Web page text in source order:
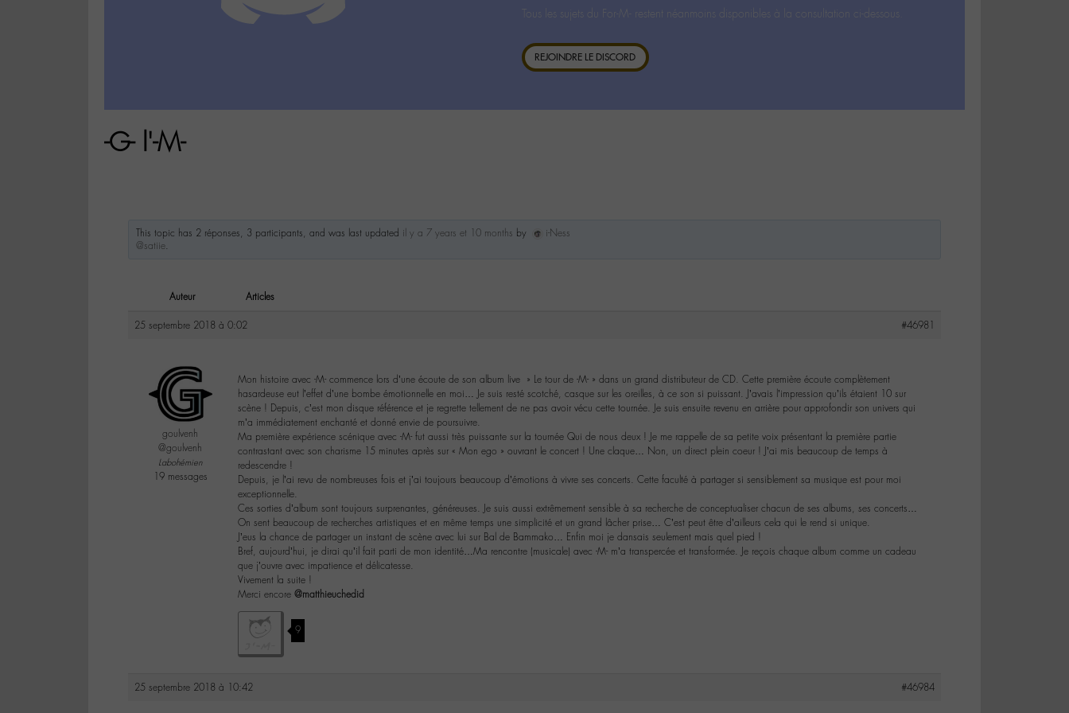
Tous les sujets du For-M- restent néanmoins disponibles à la consultation ci-dessous.
REJOINDRE LE DISCORD
-G- l'-M-
This topic has 2 réponses, 3 participants, and was last updated il y a 7 years et 10 months by
i-Ness
@satiie.
Auteur Articles
25 septembre 2018 à 0:02 #46981
goulvenh
@goulvenh
Labohémien
19 messages
Mon histoire avec -M- commence lors d’une écoute de son album live » Le tour de -M- » dans un grand distributeur de CD. Cette première écoute complètement
hasardeuse eut l’effet d’une bombe émotionnelle en moi… Je suis resté scotché, casque sur les oreilles, à ce son si puissant. J’avais l’impression qu’ils étaient 10 sur
scène ! Depuis, c’est mon disque référence et je regrette tellement de ne pas avoir vécu cette tournée. Je suis ensuite revenu en arrière pour approfondir son univers qui
m’a immédiatement enchanté et donné envie de poursuivre.
Ma première expérience scénique avec -M- fut aussi très puissante sur la tournée Qui de nous deux ! Je me rappelle de sa petite voix présentant la première partie
contrastant avec son charisme 15 minutes après sur « Mon ego » ouvrant le concert ! Une claque… Non, un direct plein coeur ! J’ai mis beaucoup de temps à
redescendre !
Depuis, je l’ai revu de nombreuses fois et j’ai toujours beaucoup d’émotions à vivre ses concerts. Cette faculté à partager si sensiblement sa musique est pour moi
exceptionnelle.
Ces sorties d’album sont toujours surprenantes, généreuses. Je suis aussi extrêmement sensible à sa recherche de conceptualiser chacun de ses albums, ses concerts…
On sent beaucoup de recherches artistiques et en même temps une simplicité et un grand lâcher prise… C’est peut être d’ailleurs cela qui le rend si unique.
J’eus la chance de partager un instant de scène avec lui sur Bal de Bammako… Enfin moi je dansais seulement mais quel pied !
Bref, aujourd’hui, je dirai qu’il fait parti de mon identité…Ma rencontre (musicale) avec -M- m’a transpercée et transformée. Je reçois chaque album comme un cadeau
que j’ouvre avec impatience et délicatesse.
Vivement la suite !
Merci encore @matthieuchedid
9
25 septembre 2018 à 10:42 #46984